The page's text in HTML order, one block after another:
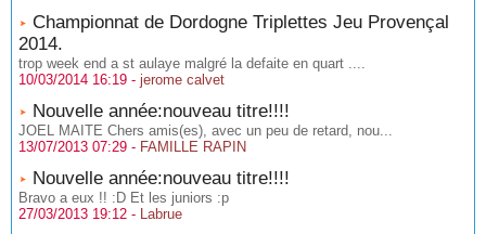
Championnat de Dordogne Triplettes Jeu Provençal
2014.
trop week end a st aulaye malgré la defaite en quart ....
10/03/2014 16:19 - jerome calvet
Nouvelle année:nouveau titre!!!!
JOEL MAITE Chers amis(es), avec un peu de retard, nou...
13/07/2013 07:29 - FAMILLE RAPIN
Nouvelle année:nouveau titre!!!!
Bravo a eux !! :D Et les juniors :p
27/03/2013 19:12 - Labrue